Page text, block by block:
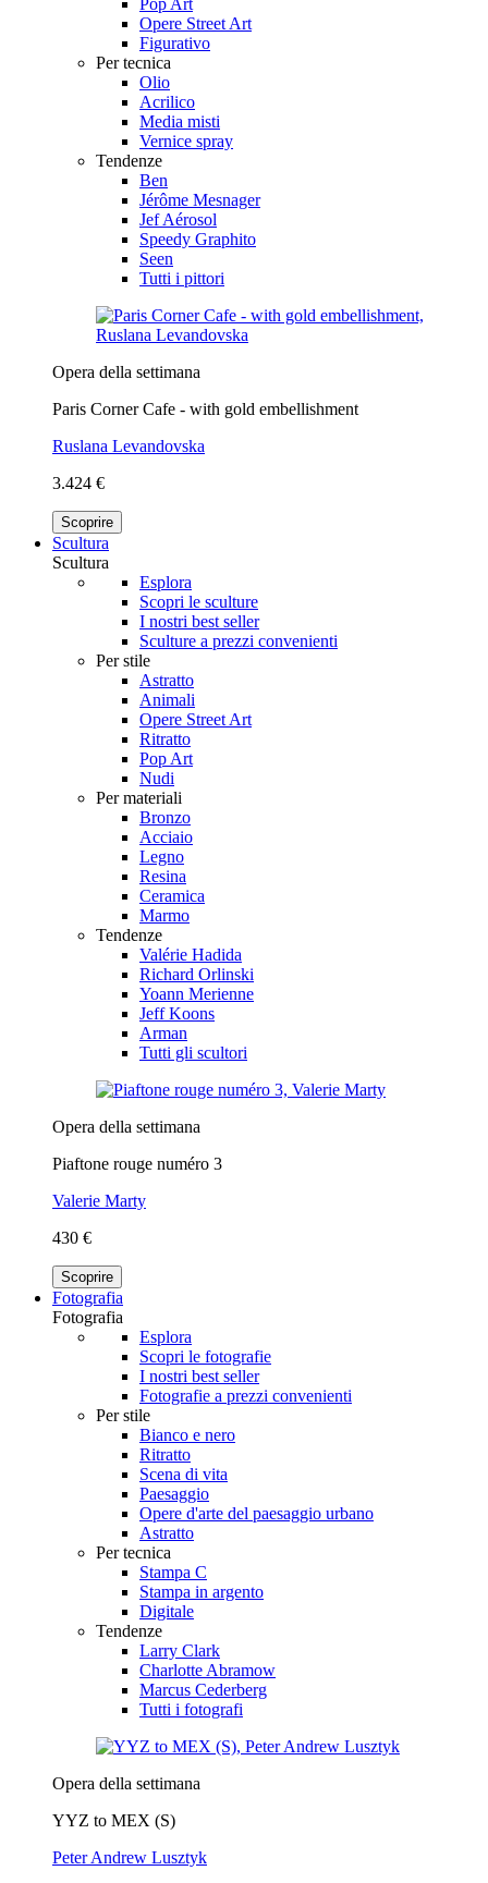
Opere Street Art
Figurativo
Per tecnica
Olio
Acrilico
Media misti
Vernice spray
Tendenze
Ben
Jérôme Mesnager
Jef Aérosol
Speedy Graphito
Seen
Tutti i pittori
Opera della settimana
Paris Corner Cafe - with gold embellishment
Ruslana Levandovska
3.424 €
Scoprire
Scultura
Scultura
Esplora
Scopri le sculture
I nostri best seller
Sculture a prezzi convenienti
Per stile
Astratto
Animali
Opere Street Art
Ritratto
Pop Art
Nudi
Per materiali
Bronzo
Acciaio
Legno
Resina
Ceramica
Marmo
Tendenze
Valérie Hadida
Richard Orlinski
Yoann Merienne
Jeff Koons
Arman
Tutti gli scultori
Opera della settimana
Piaftone rouge numéro 3
Valerie Marty
430 €
Scoprire
Fotografia
Fotografia
Esplora
Scopri le fotografie
I nostri best seller
Fotografie a prezzi convenienti
Per stile
Bianco e nero
Ritratto
Scena di vita
Paesaggio
Opere d'arte del paesaggio urbano
Astratto
Per tecnica
Stampa C
Stampa in argento
Digitale
Tendenze
Larry Clark
Charlotte Abramow
Marcus Cederberg
Tutti i fotografi
Opera della settimana
YYZ to MEX (S)
Peter Andrew Lusztyk